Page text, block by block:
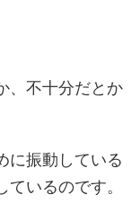
、不十分だとか
に振動している
いるのです。